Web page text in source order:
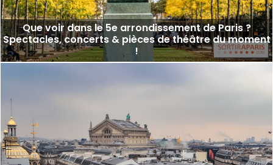
Que voir dans le 5e arrondissement de Paris ?
Spectacles, concerts & pièces de théâtre du moment
!